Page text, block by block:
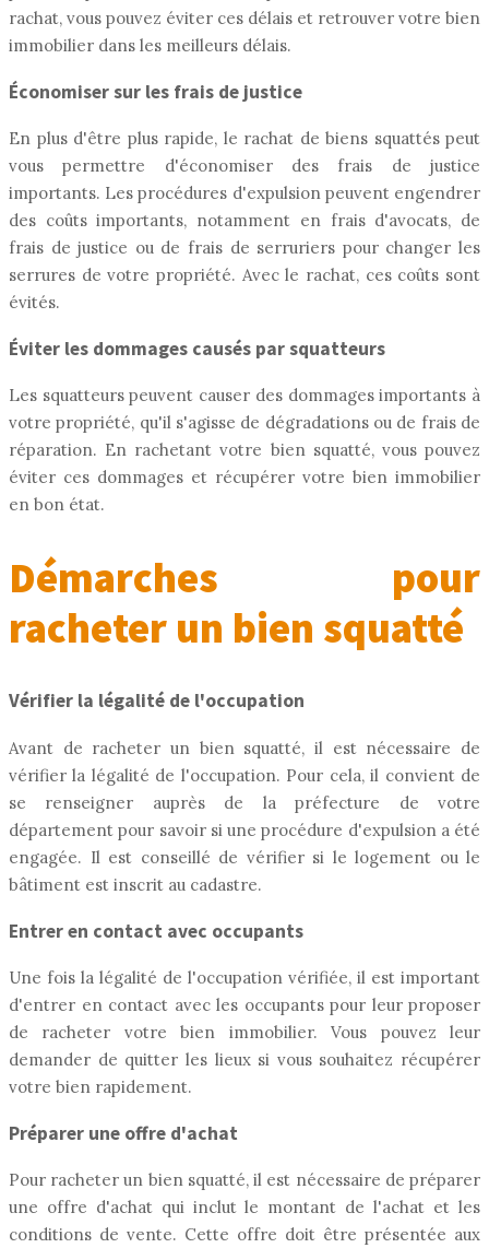
rachat, vous pouvez éviter ces délais et retrouver votre bien
immobilier dans les meilleurs délais.
Économiser sur les frais de justice
En plus d'être plus rapide, le rachat de biens squattés peut
vous permettre d'économiser des frais de justice
importants. Les procédures d'expulsion peuvent engendrer
des coûts importants, notamment en frais d'avocats, de
frais de justice ou de frais de serruriers pour changer les
serrures de votre propriété. Avec le rachat, ces coûts sont
évités.
Éviter les dommages causés par squatteurs
Les squatteurs peuvent causer des dommages importants à
votre propriété, qu'il s'agisse de dégradations ou de frais de
réparation. En rachetant votre bien squatté, vous pouvez
éviter ces dommages et récupérer votre bien immobilier
en bon état.
Démarches pour
racheter un bien squatté
Vérifier la légalité de l'occupation
Avant de racheter un bien squatté, il est nécessaire de
vérifier la légalité de l'occupation. Pour cela, il convient de
se renseigner auprès de la préfecture de votre
département pour savoir si une procédure d'expulsion a été
engagée. Il est conseillé de vérifier si le logement ou le
bâtiment est inscrit au cadastre.
Entrer en contact avec occupants
Une fois la légalité de l'occupation vérifiée, il est important
d'entrer en contact avec les occupants pour leur proposer
de racheter votre bien immobilier. Vous pouvez leur
demander de quitter les lieux si vous souhaitez récupérer
votre bien rapidement.
Préparer une offre d'achat
Pour racheter un bien squatté, il est nécessaire de préparer
une offre d'achat qui inclut le montant de l'achat et les
conditions de vente. Cette offre doit être présentée aux